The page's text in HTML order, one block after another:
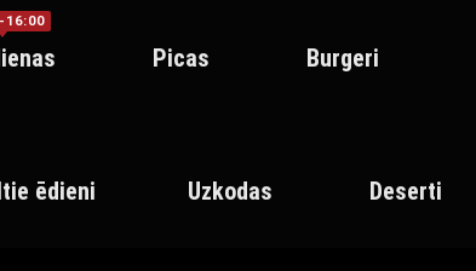
16:00
Picas Burgeri
ēdieni Uzkodas Deserti